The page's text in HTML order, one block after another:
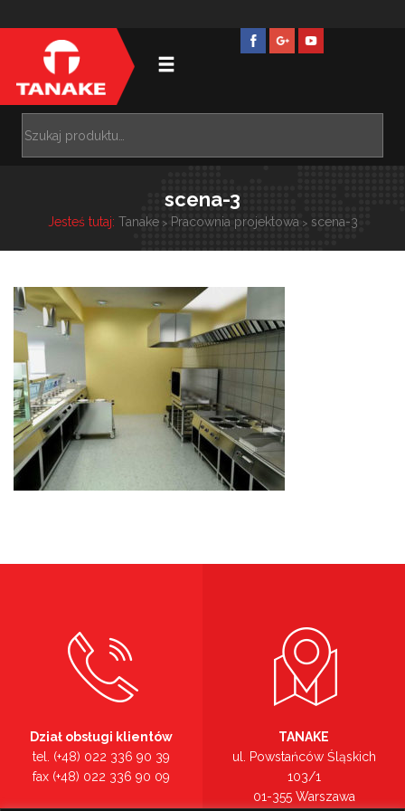
scena-3
Jesteś tutaj: Tanake> Pracownia projektowa> scena-3
Dział obsługi klientów
tel. (+48) 022 336 90 39
fax (+48) 022 336 90 09
TANAKE
ul. Powstańców Śląskich
103/1
01-355 Warszawa